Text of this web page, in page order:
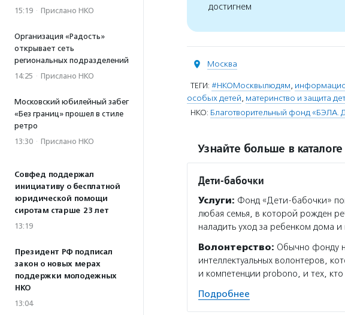
15:19 · Прислано НКО
Организация «Радость»
открывает сеть
региональных подразделений
14:25 · Прислано НКО
Московский юбилейный забег
«Без границ» прошел в стиле
ретро
13:30 · Прислано НКО
Совфед поддержал
инициативу о бесплатной
юридической помощи
сиротам старше 23 лет
13:19
Президент РФ подписал
закон о новых мерах
поддержки молодежных
НКО
13:04
достигнем
Москва
ТЕГИ: #НКОМосквылюдям,
особых детей, материнство и защита
НКО: Благотворительный фонд «БЭЛА.
Узнайте больше в
Дети-бабочки
Услуги: Фонд «Дети-бабочки»
любая семья, в которой рожден
наладить уход за ребенком дома и
Волонтерство: Обычно фонду
интеллектуальных волонтеров,
и компетенции probono, и тех,
Подробнее